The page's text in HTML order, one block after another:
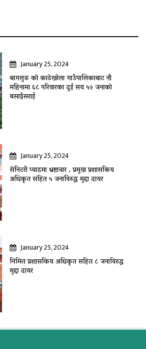
January 25, 2024
बागलुङ काे काठेखोला गाउँपालिकाबाट नौ
महिनामा ६८ परिवारका दुई सय ५२ जनाकाे
बसाइँसराई
January 25, 2024
सेनिटरी प्याडमा भ्रष्टाचार , प्रमुख प्रशासकिय
अधिकृत सहित ५ जनाविरुद्ध मुद्दा दायर
January 25, 2024
निमित्त प्रशासकिय अधिकृत सहित ८ जनाविरुद्ध
मुद्दा दायर